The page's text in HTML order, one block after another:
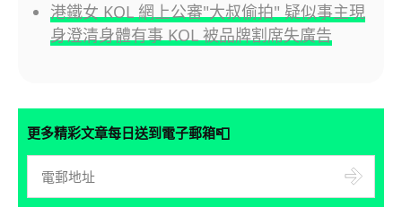
港鐵女 KOL 網上公審"大叔偷拍" 疑似事主現
身澄清身體有事 KOL 被品牌割席失廣告
更多精彩文章每日送到電子郵箱📮